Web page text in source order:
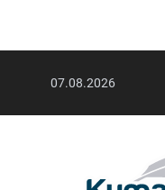
07.08.2026